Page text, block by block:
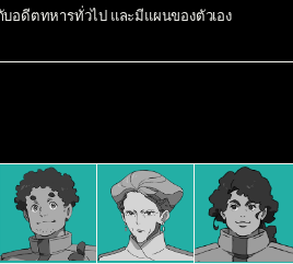
อดีตทหารทั่วไป และมีแผนของตัวเอง